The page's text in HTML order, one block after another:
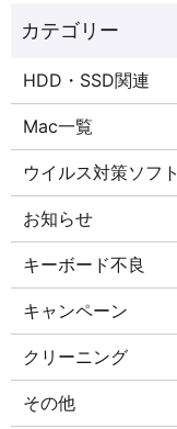
HDD・SSD関連
Mac一覧
ウイルス対策ソフト
お知らせ
キーボード不良
キャンペーン
クリーニング
その他